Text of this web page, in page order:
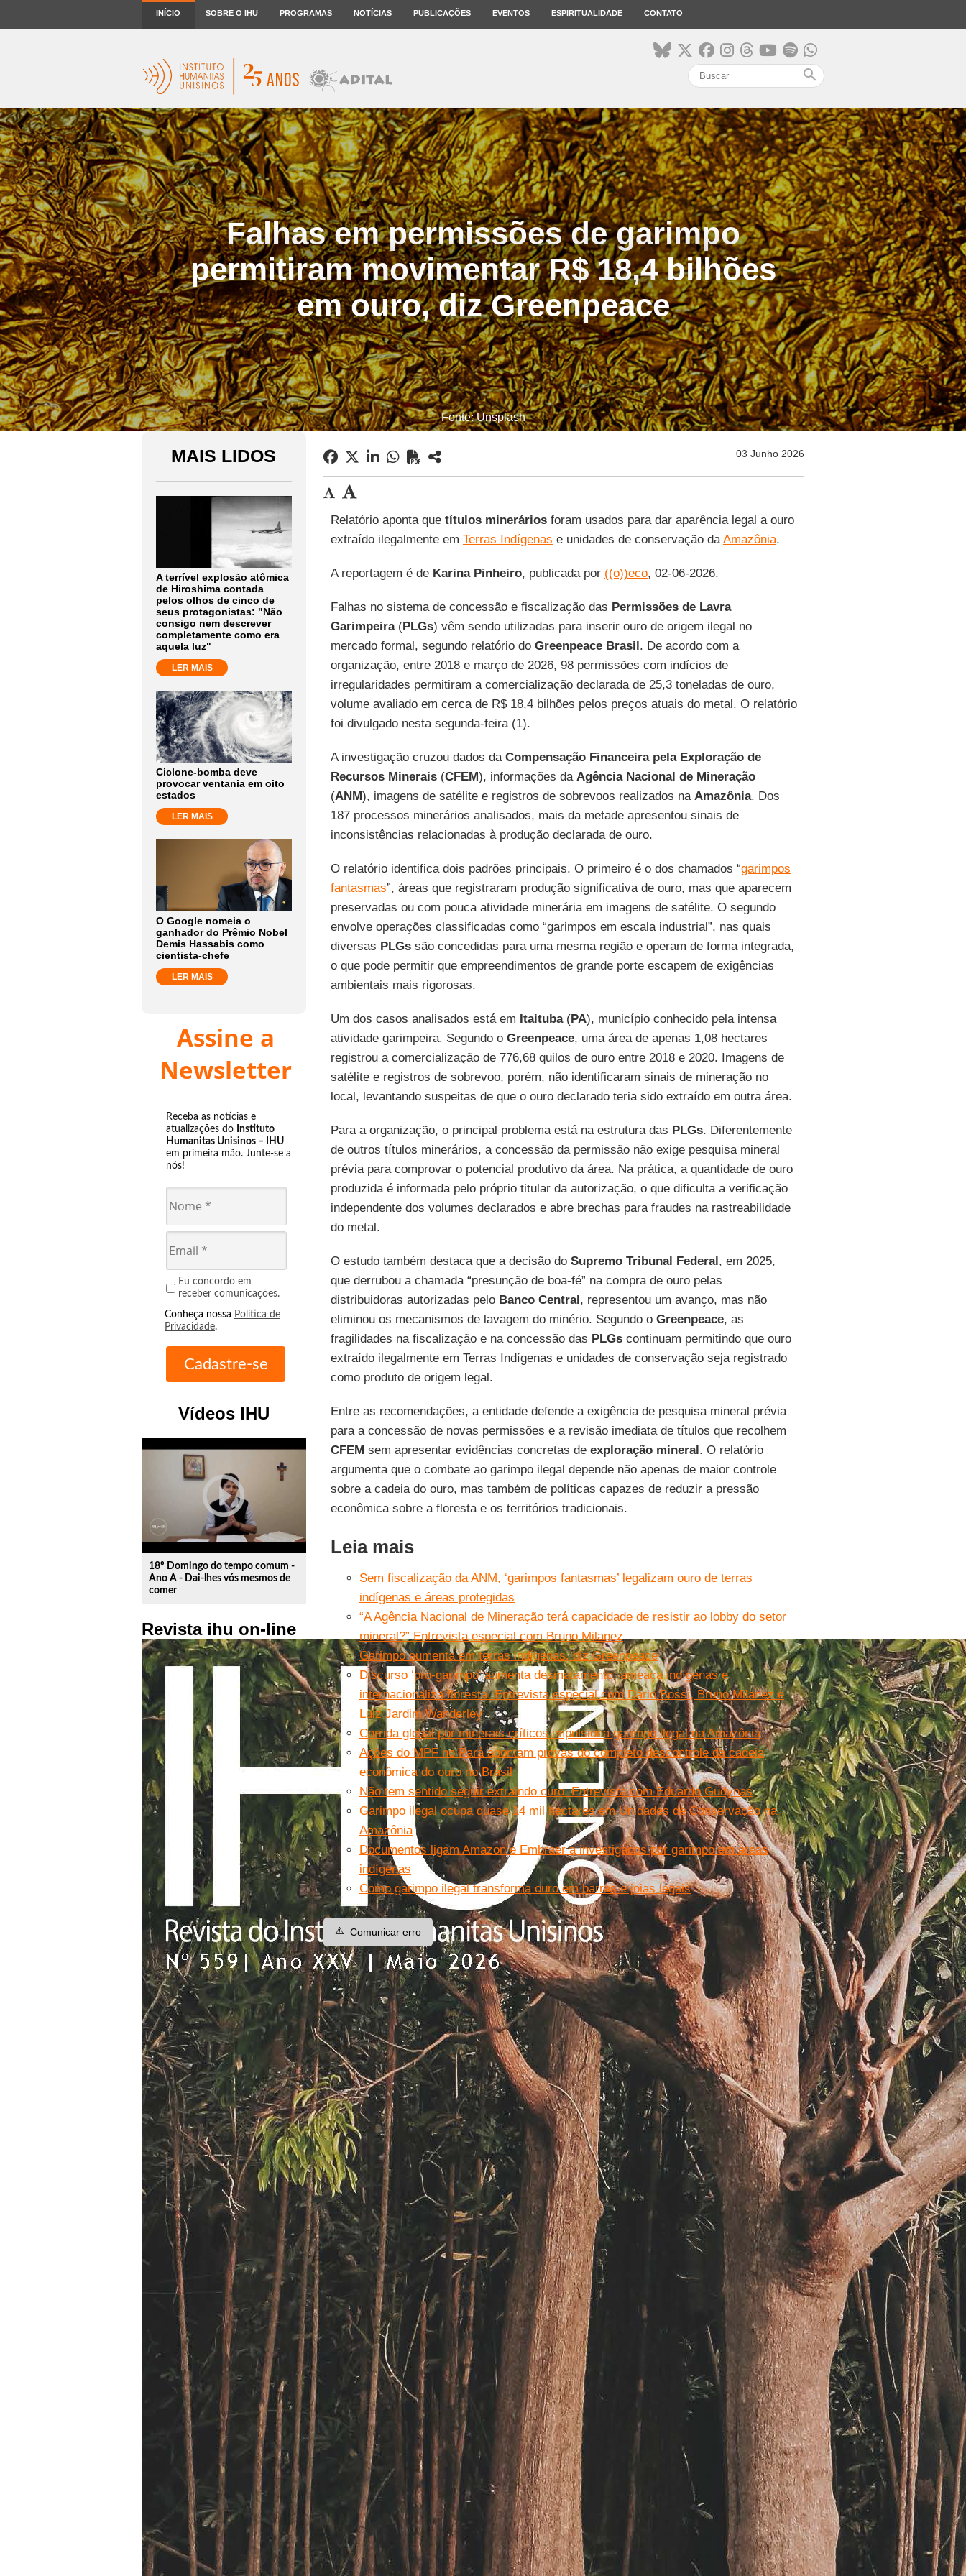
INÍCIO SOBRE O IHU PROGRAMAS NOTÍCIAS PUBLICAÇÕES EVENTOS ESPIRITUALIDADE CONTATO
search
Falhas em permissões de garimpo
permitiram movimentar R$ 18,4 bilhões
em ouro, diz Greenpeace
Fonte: Unsplash
MAIS LIDOS
A terrível explosão atômica
de Hiroshima contada
pelos olhos de cinco de
seus protagonistas: "Não
consigo nem descrever
completamente como era
aquela luz"
LER MAIS
Ciclone-bomba deve
provocar ventania em oito
estados
LER MAIS
O Google nomeia o
ganhador do Prêmio Nobel
Demis Hassabis como
cientista-chefe
LER MAIS
Assine a
Newsletter
Receba as notícias e
atualizações do Instituto
Humanitas Unisinos – IHU
em primeira mão. Junte-se a
nós!
Eu concordo em
receber comunicações.
Conheça nossa Política de
Privacidade.
Vídeos IHU
play_circle_outline
18º Domingo do tempo comum -
Ano A - Dai-lhes vós mesmos de
comer
Revista ihu on-line
03 Junho 2026
Relatório aponta que títulos mineráriosforam usados para dar aparência legal a ouro
extraído ilegalmente em Terras Indígenas e unidades de conservação daAmazônia.
A reportagem é de Karina Pinheiro, publicada por ((o))eco, 02-06-2026.
Falhas no sistema de concessão e fiscalização das Permissões de Lavra
Garimpeira(PLGs) vêm sendo utilizadas para inserir ouro de origem ilegal no
mercado formal, segundo relatório do Greenpeace Brasil. De acordo com a
organização, entre 2018 e março de 2026, 98 permissões com indícios de
irregularidades permitiram a comercialização declarada de 25,3 toneladas de ouro,
volume avaliado em cerca de R$ 18,4 bilhões pelos preços atuais do metal. O relatório
foi divulgado nesta segunda-feira (1).
A investigação cruzou dados daCompensação Financeira pela Exploração de
Recursos Minerais(CFEM), informações da Agência Nacional de Mineração
(ANM), imagens de satélite e registros de sobrevoos realizados na Amazônia. Dos
187 processos minerários analisados, mais da metade apresentou sinais de
inconsistências relacionadas à produção declarada de ouro.
O relatório identifica dois padrões principais. O primeiro é o dos chamados “garimpos
fantasmas”, áreas que registraram produção significativa de ouro, mas que aparecem
preservadas ou com pouca atividade minerária em imagens de satélite. O segundo
envolve operações classificadas como “garimpos em escala industrial”, nas quais
diversas PLGssão concedidas para uma mesma região e operam de forma integrada,
o que pode permitir que empreendimentos de grande porte escapem de exigências
ambientais mais rigorosas.
Um dos casos analisados está em Itaituba(PA), município conhecido pela intensa
atividade garimpeira. Segundo o Greenpeace, uma área de apenas 1,08 hectares
registrou a comercialização de 776,68 quilos de ouro entre 2018 e 2020. Imagens de
satélite e registros de sobrevoo, porém, não identificaram sinais de mineração no
local, levantando suspeitas de que o ouro declarado teria sido extraído em outra área.
Para a organização, o principal problema está na estrutura das PLGs. Diferentemente
de outros títulos minerários, a concessão da permissão não exige pesquisa mineral
prévia para comprovar o potencial produtivo da área. Na prática, a quantidade de ouro
produzida é informada pelo próprio titular da autorização, o que dificulta a verificação
independente dos volumes declarados e abre brechas para fraudes na rastreabilidade
do metal.
O estudo também destaca que a decisão doSupremo Tribunal Federal, em 2025,
que derrubou a chamada “presunção de boa-fé” na compra de ouro pelas
distribuidoras autorizadas pelo Banco Central, representou um avanço, mas não
eliminou os mecanismos de lavagem do minério. Segundo o Greenpeace, as
fragilidades na fiscalização e na concessão das PLGscontinuam permitindo que ouro
extraído ilegalmente em Terras Indígenas e unidades de conservação seja registrado
como produto de origem legal.
Entre as recomendações, a entidade defende a exigência de pesquisa mineral prévia
para a concessão de novas permissões e a revisão imediata de títulos que recolhem
CFEM sem apresentar evidências concretas de exploração mineral. O relatório
argumenta que o combate ao garimpo ilegal depende não apenas de maior controle
sobre a cadeia do ouro, mas também de políticas capazes de reduzir a pressão
econômica sobre a floresta e os territórios tradicionais.
Leia mais
Sem fiscalização da ANM, ‘garimpos fantasmas’ legalizam ouro de terras
indígenas e áreas protegidas
“A Agência Nacional de Mineração terá capacidade de resistir ao lobby do setor
mineral?” Entrevista especial com Bruno Milanez
Garimpo aumenta em terras indígenas, diz Greenpeace
Discurso ‘pró-garimpo’ aumenta desmatamento, ameaça indígenas e
internacionaliza floresta. Entrevista especial com Dário Bossi, Bruno Milanez e
Luiz Jardim Wanderley
Corrida global por minerais críticos impulsiona garimpo ilegal na Amazônia
Ações do MPF no Pará apontam provas do completo descontrole da cadeia
econômica do ouro no Brasil
Não tem sentido seguir extraindo ouro. Entrevista com Eduardo Gudynas
Garimpo ilegal ocupa quase 14 mil hectares em Unidades de Conservação na
Amazônia
Documentos ligam Amazon e Embraer a investigados por garimpo em áreas
indígenas
Como garimpo ilegal transforma ouro em barras e joias legais
⚠️ Comunicar erro